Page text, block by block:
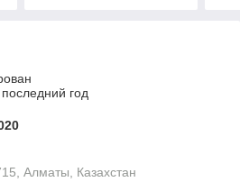
год
Алматы, Казахстан